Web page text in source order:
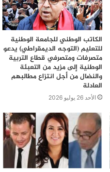
الكاتب الوطني للجامعة الوطنية
للتعليم (التوجه الديمقراطي) يدعو
متصرفات ومتصرفي قطاع التربية
الوطنية إلى مزيد من التعبئة
والنضال من أجل انتزاع مطالبهم
العادلة
الأحد 26 يوليو 2026